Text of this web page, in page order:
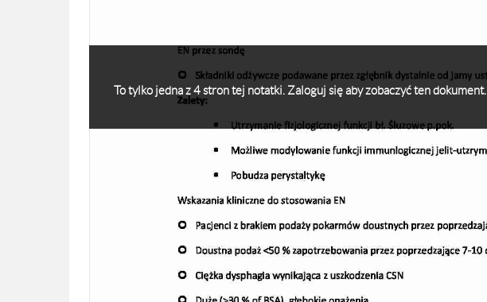
To tylko jedna z 4 stron tej notatki. Zaloguj się aby zobaczyć ten dokument.